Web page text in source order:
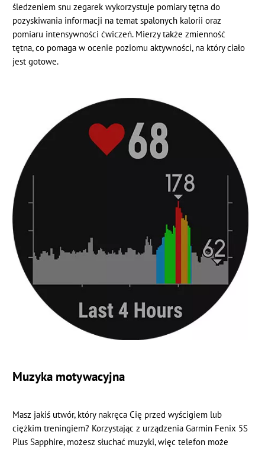
śledzeniem snu zegarek wykorzystuje pomiary tętna do
pozyskiwania informacji na temat spalonych kalorii oraz
pomiaru intensywności ćwiczeń. Mierzy także zmienność
tętna, co pomaga w ocenie poziomu aktywności, na który ciało
jest gotowe.
Muzyka motywacyjna
Masz jakiś utwór, który nakręca Cię przed wyścigiem lub
ciężkim treningiem? Korzystając z urządzenia Garmin Fenix 5S
Plus Sapphire, możesz słuchać muzyki, więc telefon może